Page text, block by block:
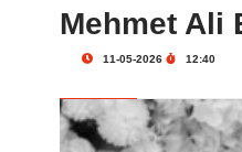
Mehmet Ali
11-05-2026 12:40